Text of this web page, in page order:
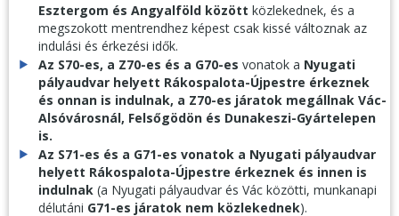
Esztergom és Angyalföld között közlekednek, és a
megszokott mentrendhez képest csak kissé változnak az
indulási és érkezési idők.
Az S70-es, a Z70-es és a G70-es vonatok a Nyugati
pályaudvar helyett Rákospalota-Újpestre érkeznek
és onnan is indulnak, a Z70-es járatok megállnak Vác-
Alsóvárosnál, Felsőgödön és Dunakeszi-Gyártelepen
is.
Az S71-es és a G71-es vonatok a Nyugati pályaudvar
helyett Rákospalota-Újpestre érkeznek és innen is
indulnak (a Nyugati pályaudvar és Vác közötti, munkanapi
délutáni G71-es járatok nem közlekednek).